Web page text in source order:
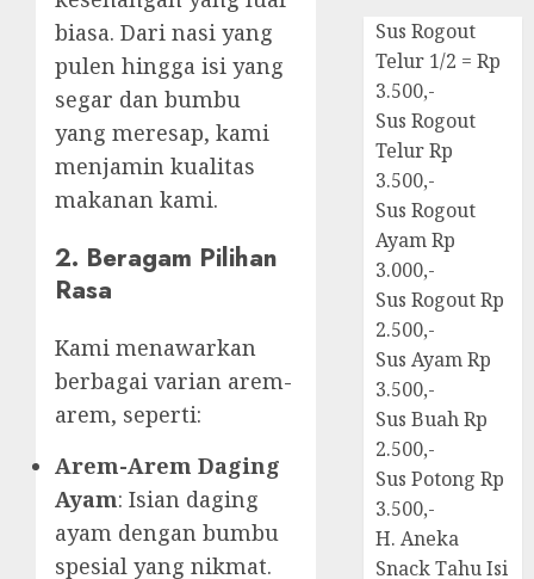
biasa. Dari nasi yang
pulen hingga isi yang
segar dan bumbu
yang meresap, kami
menjamin kualitas
makanan kami.
2. Beragam Pilihan
Rasa
Kami menawarkan
berbagai varian arem-
arem, seperti:
Arem-Arem Daging
Ayam: Isian daging
ayam dengan bumbu
spesial yang nikmat.
Sus Rogout
Telur 1/2 = Rp
3.500,-
Sus Rogout
Telur Rp
3.500,-
Sus Rogout
Ayam Rp
3.000,-
Sus Rogout Rp
2.500,-
Sus Ayam Rp
3.500,-
Sus Buah Rp
2.500,-
Sus Potong Rp
3.500,-
H. Aneka
Snack Tahu Isi